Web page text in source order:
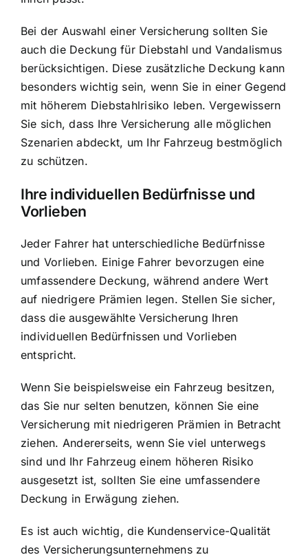
Bei der Auswahl einer Versicherung sollten Sie
auch die Deckung für Diebstahl und Vandalismus
berücksichtigen. Diese zusätzliche Deckung kann
besonders wichtig sein, wenn Sie in einer Gegend
mit höherem Diebstahlrisiko leben. Vergewissern
Sie sich, dass Ihre Versicherung alle möglichen
Szenarien abdeckt, um Ihr Fahrzeug bestmöglich
zu schützen.
Ihre individuellen Bedürfnisse und
Vorlieben
Jeder Fahrer hat unterschiedliche Bedürfnisse
und Vorlieben. Einige Fahrer bevorzugen eine
umfassendere Deckung, während andere Wert
auf niedrigere Prämien legen. Stellen Sie sicher,
dass die ausgewählte Versicherung Ihren
individuellen Bedürfnissen und Vorlieben
entspricht.
Wenn Sie beispielsweise ein Fahrzeug besitzen,
das Sie nur selten benutzen, können Sie eine
Versicherung mit niedrigeren Prämien in Betracht
ziehen. Andererseits, wenn Sie viel unterwegs
sind und Ihr Fahrzeug einem höheren Risiko
ausgesetzt ist, sollten Sie eine umfassendere
Deckung in Erwägung ziehen.
Es ist auch wichtig, die Kundenservice-Qualität
des Versicherungsunternehmens zu